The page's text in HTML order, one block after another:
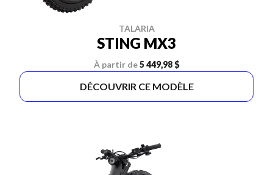
TALARIA
STING MX3
À partir de 5 449,98 $
DÉCOUVRIR CE MODÈLE